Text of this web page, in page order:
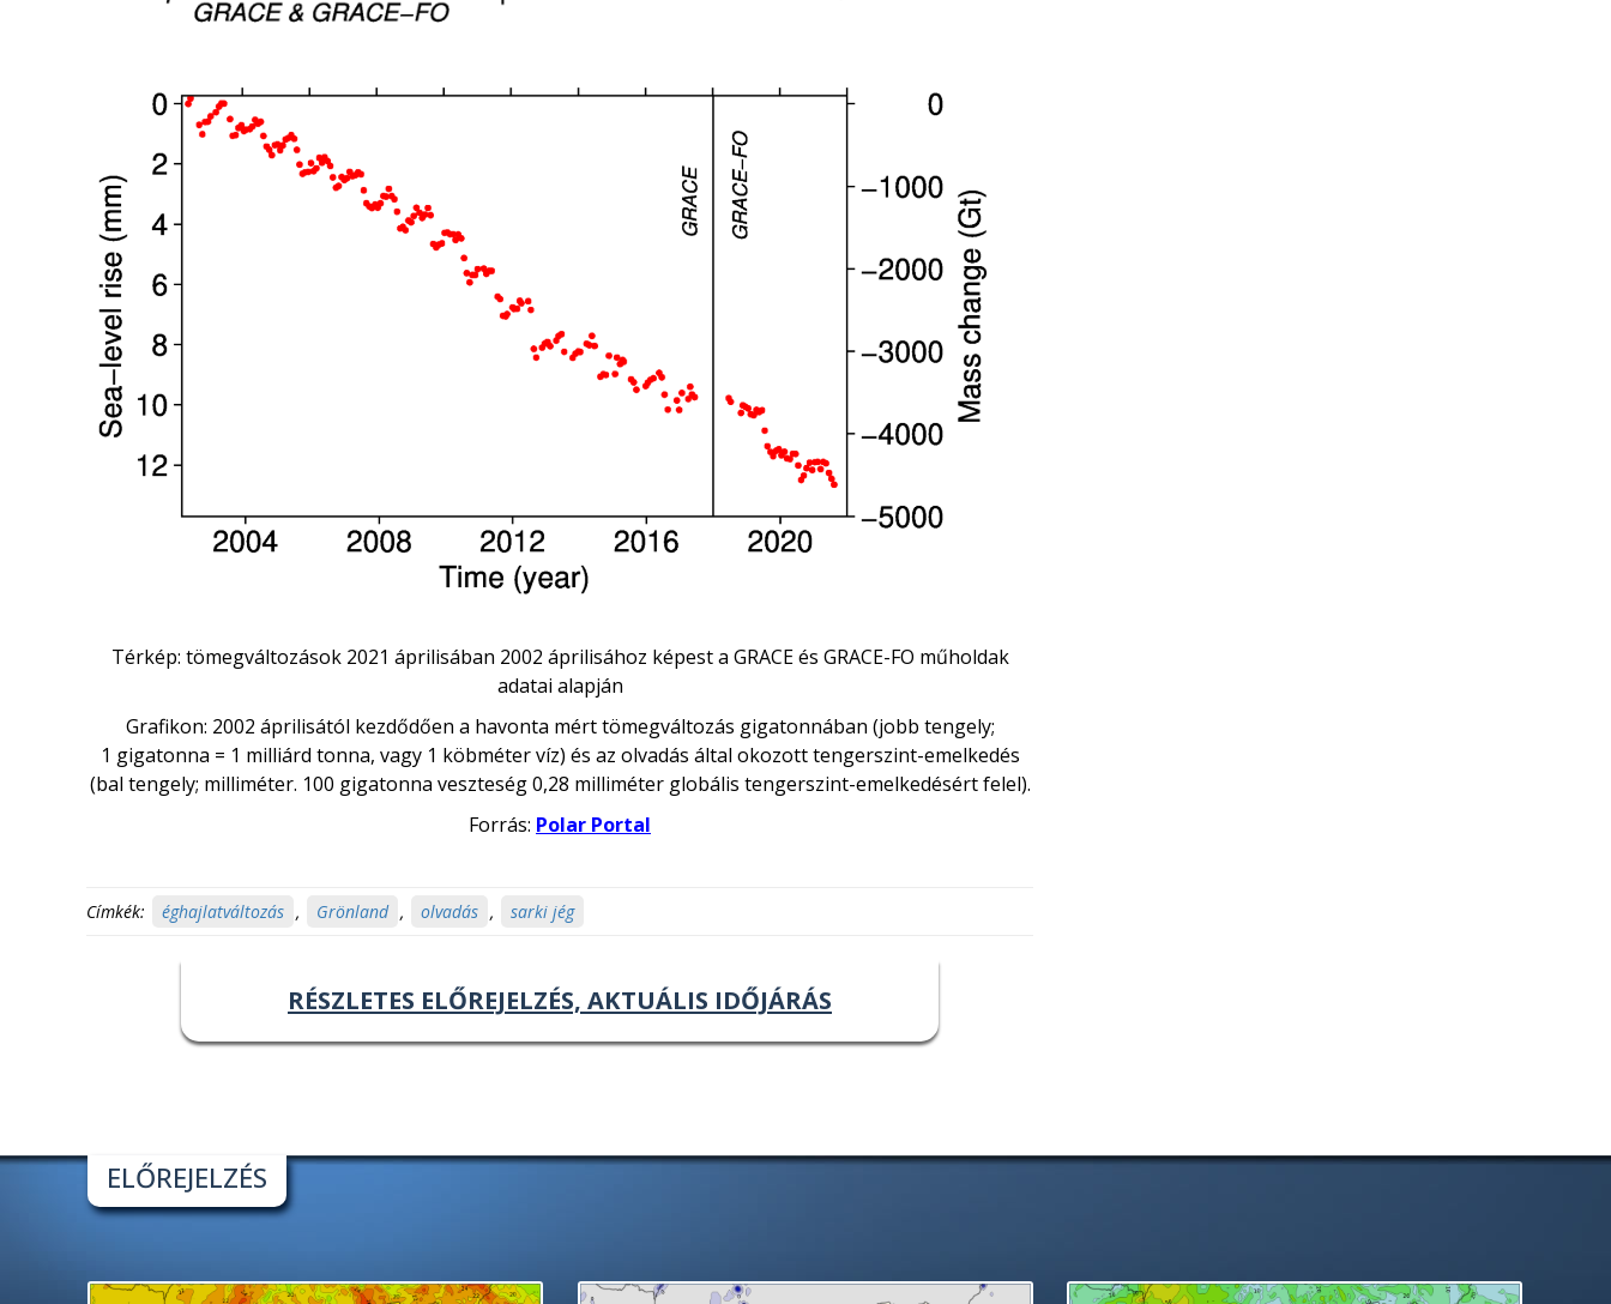
Térkép: tömegváltozások 2021 áprilisában 2002 áprilisához képest a GRACE és GRACE-FO műholdak
adatai alapján
Grafikon: 2002 áprilisától kezdődően a havonta mért tömegváltozás gigatonnában (jobb tengely;
1 gigatonna = 1 milliárd tonna, vagy 1 köbméter víz) és az olvadás által okozott tengerszint-emelkedés
(bal tengely; milliméter. 100 gigatonna veszteség 0,28 milliméter globális tengerszint-emelkedésért felel).
Forrás: Polar Portal
Címkék: éghajlatváltozás , Grönland , olvadás , sarki jég
RÉSZLETES ELŐREJELZÉS, AKTUÁLIS IDŐJÁRÁS
ELŐREJELZÉS